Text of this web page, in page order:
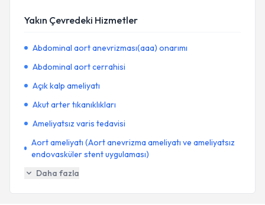
Yakın Çevredeki Hizmetler
Abdominal aort anevrizması(aaa) onarımı
Abdominal aort cerrahisi
Açık kalp ameliyatı
Akut arter tıkanıklıkları
Ameliyatsız varis tedavisi
Aort ameliyatı (Aort anevrizma ameliyatı ve ameliyatsız
endovasküler stent uygulaması)
Daha fazla